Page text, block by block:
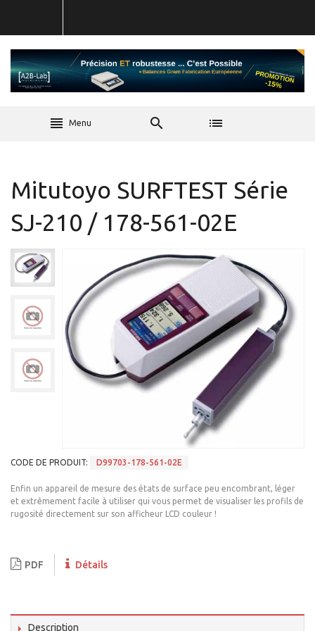
Menu
Mitutoyo SURFTEST Série
SJ-210 / 178-561-02E
CODE DE PRODUIT: D99703-178-561-02E
Enfin un appareil de mesure des états de surface peu encombrant, léger
et extrêmement facile à utiliser qui vous permet de visualiser les profils de
rugosité directement sur son afficheur LCD couleur !
PDF Détails
Description